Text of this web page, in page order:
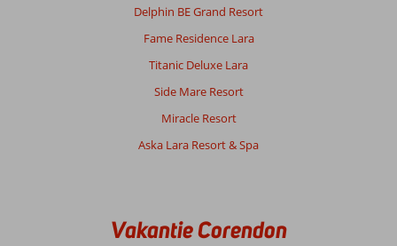
Delphin BE Grand Resort
Fame Residence Lara
Titanic Deluxe Lara
Side Mare Resort
Miracle Resort
Aska Lara Resort & Spa
Vakantie Corendon